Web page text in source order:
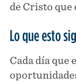
de Cristo que
Lo que esto
Cada día que